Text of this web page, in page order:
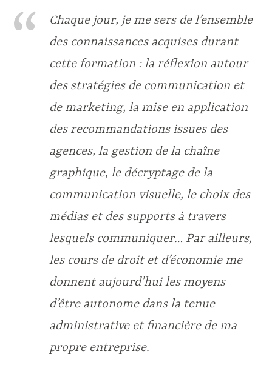
Chaque jour, je me sers de l’ensemble
des connaissances acquises durant
cette formation : la réflexion autour
des stratégies de communication et
de marketing, la mise en application
des recommandations issues des
agences, la gestion de la chaîne
graphique, le décryptage de la
communication visuelle, le choix des
médias et des supports à travers
lesquels communiquer… Par ailleurs,
les cours de droit et d’économie me
donnent aujourd’hui les moyens
d’être autonome dans la tenue
administrative et financière de ma
propre entreprise.